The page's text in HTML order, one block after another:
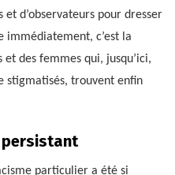
d’observateurs pour dresser
immédiatement, c’est la
des femmes qui, jusqu’ici,
stigmatisés, trouvent enfin
persistant
particulier a été si